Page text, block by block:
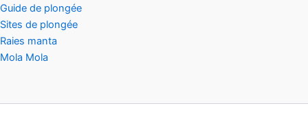
Guide de plongée
Sites de plongée
Raies manta
Mola Mola